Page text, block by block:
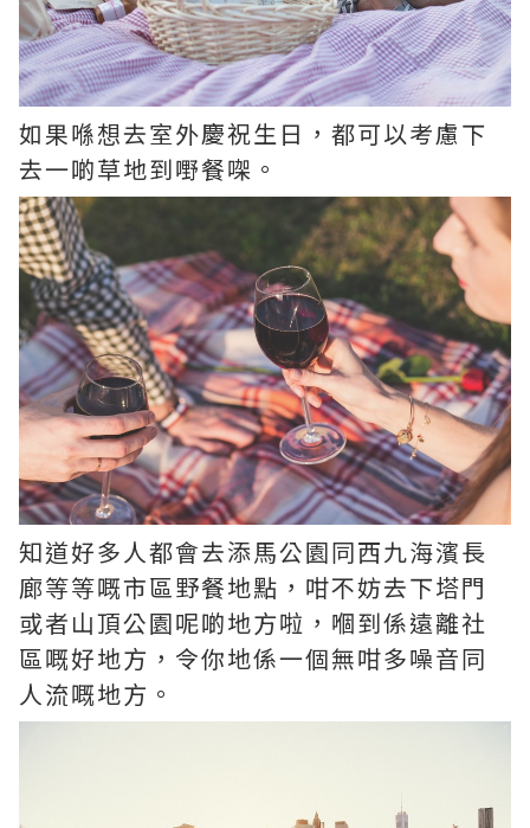
如果喺想去室外慶祝生日，都可以考慮下
去一啲草地到嘢餐㗎。
知道好多人都會去添馬公園同西九海濱長
廊等等嘅市區野餐地點，咁不妨去下塔門
或者山頂公園呢啲地方啦，嗰到係遠離社
區嘅好地方，令你地係一個無咁多噪音同
人流嘅地方。